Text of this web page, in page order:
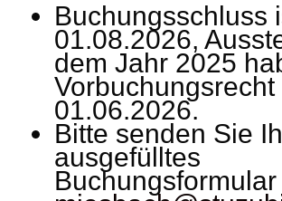
Buchungsschluss
01.08.2026,
dem Jahr 2025
Vorbuchungsrecht
01.06.2026.
Bitte senden Sie
ausgefülltes
Buchungsformular